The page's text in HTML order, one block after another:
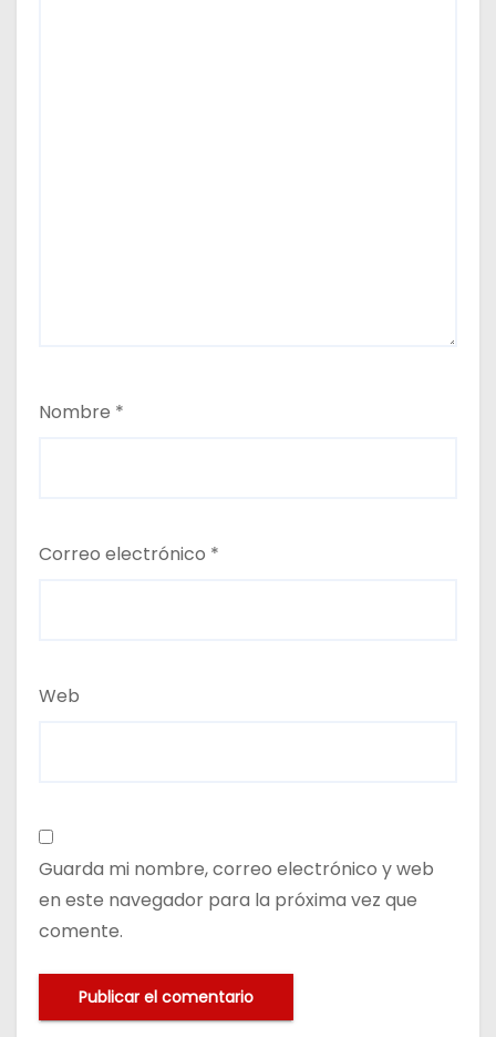
Nombre *
Correo electrónico *
Web
Guarda mi nombre, correo electrónico y web
en este navegador para la próxima vez que
comente.